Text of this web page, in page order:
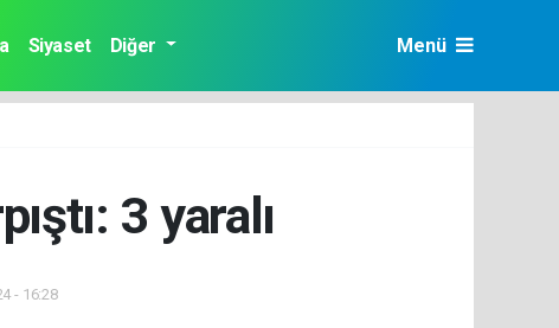
Siyaset Diğer Menü
3 yaralı
- 16:28